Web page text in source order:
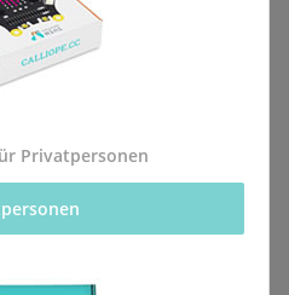
Produkt werden direkt an
plus Wörrstadt)
Privatpersonen